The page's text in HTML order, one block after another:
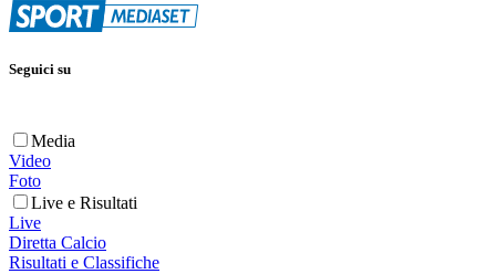
Seguici su
Media
Video
Foto
Live e Risultati
Live
Diretta Calcio
Risultati e Classifiche